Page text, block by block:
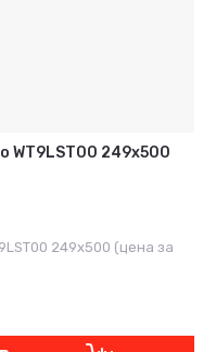
WT9LST00 249x500
249x500 (цена за